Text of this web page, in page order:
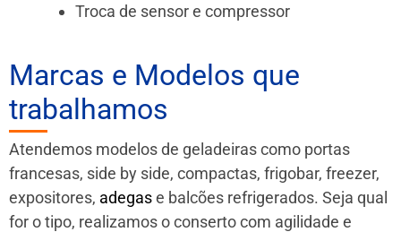
Troca de sensor e compressor
Marcas e Modelos que
trabalhamos
Atendemos modelos de geladeiras como portas
francesas, side by side, compactas, frigobar, freezer,
expositores, adegase balcões refrigerados. Seja qual
for o tipo, realizamos o conserto com agilidade e